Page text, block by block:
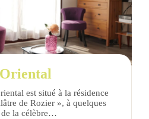
est situé à la résidence
de Rozier », à quelques
de la célèbre…